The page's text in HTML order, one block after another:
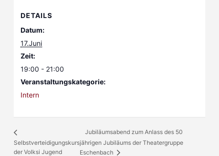
DETAILS
Datum:
17.Juni
Zeit:
19:00 - 21:00
Veranstaltungskategorie:
Intern
Selbstverteidigungskurs
der Volksi Jugend
Jubiläumsabend zum Anlass des 50
jährigen Jubiläums der Theatergruppe
Eschenbach